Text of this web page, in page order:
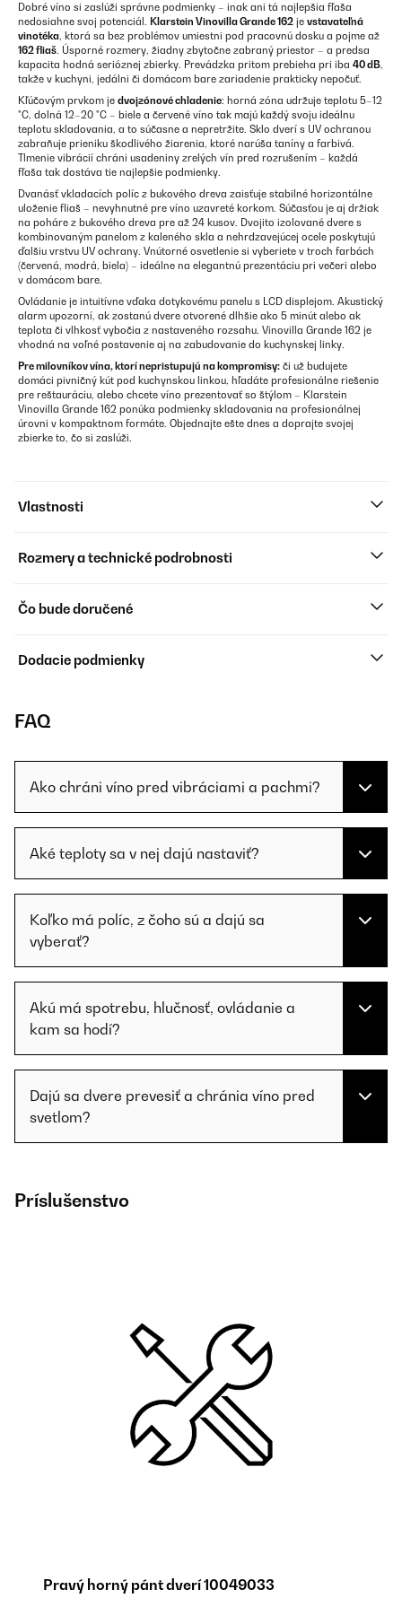
Dobré víno si zaslúži správne podmienky – inak ani tá najlepšia fľaša
nedosiahne svoj potenciál. Klarstein Vinovilla Grande 162 je vstavateľná
vinotéka, ktorá sa bez problémov umiestni pod pracovnú dosku a pojme až
162 fliaš. Úsporné rozmery, žiadny zbytočne zabraný priestor – a predsa
kapacita hodná serióznej zbierky. Prevádzka pritom prebieha pri iba 40 dB,
takže v kuchyni, jedálni či domácom bare zariadenie prakticky nepočuť.
Kľúčovým prvkom je dvojzónové chladenie: horná zóna udržuje teplotu 5–12
°C, dolná 12–20 °C – biele a červené víno tak majú každý svoju ideálnu
teplotu skladovania, a to súčasne a nepretržite. Sklo dverí s UV ochranou
zabraňuje prieniku škodlivého žiarenia, ktoré narúša taníny a farbivá.
Tlmenie vibrácií chráni usadeniny zrelých vín pred rozrušením – každá
fľaša tak dostáva tie najlepšie podmienky.
Dvanásť vkladacích políc z bukového dreva zaisťuje stabilné horizontálne
uloženie fliaš – nevyhnutné pre víno uzavreté korkom. Súčasťou je aj držiak
na poháre z bukového dreva pre až 24 kusov. Dvojito izolované dvere s
kombinovaným panelom z kaleného skla a nehrdzavejúcej ocele poskytujú
ďalšiu vrstvu UV ochrany. Vnútorné osvetlenie si vyberiete v troch farbách
(červená, modrá, biela) – ideálne na elegantnú prezentáciu pri večeri alebo
v domácom bare.
Ovládanie je intuitívne vďaka dotykovému panelu s LCD displejom. Akustický
alarm upozorní, ak zostanú dvere otvorené dlhšie ako 5 minút alebo ak
teplota či vlhkosť vybočia z nastaveného rozsahu. Vinovilla Grande 162 je
vhodná na voľné postavenie aj na zabudovanie do kuchynskej linky.
Pre milovníkov vína, ktorí nepristupujú na kompromisy: či už budujete
domáci pivničný kút pod kuchynskou linkou, hľadáte profesionálne riešenie
pre reštauráciu, alebo chcete víno prezentovať so štýlom – Klarstein
Vinovilla Grande 162 ponúka podmienky skladovania na profesionálnej
úrovni v kompaktnom formáte. Objednajte ešte dnes a doprajte svojej
zbierke to, čo si zaslúži.
Vlastnosti
Rozmery a technické podrobnosti
Čo bude doručené
Dodacie podmienky
FAQ
Ako chráni víno pred vibráciami a pachmi?
Aké teploty sa v nej dajú nastaviť?
Koľko má políc, z čoho sú a dajú sa
vyberať?
Akú má spotrebu, hlučnosť, ovládanie a
kam sa hodí?
Dajú sa dvere prevesiť a chránia víno pred
svetlom?
Príslušenstvo
Pravý horný pánt dverí 10049033